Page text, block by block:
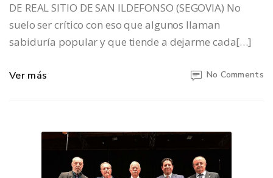
DE REAL SITIO DE SAN ILDEFONSO (SEGOVIA) No
suelo ser crítico con eso que algunos llaman
sabiduría popular y que tiende a dejarme cada[…]
Ver más No Comments